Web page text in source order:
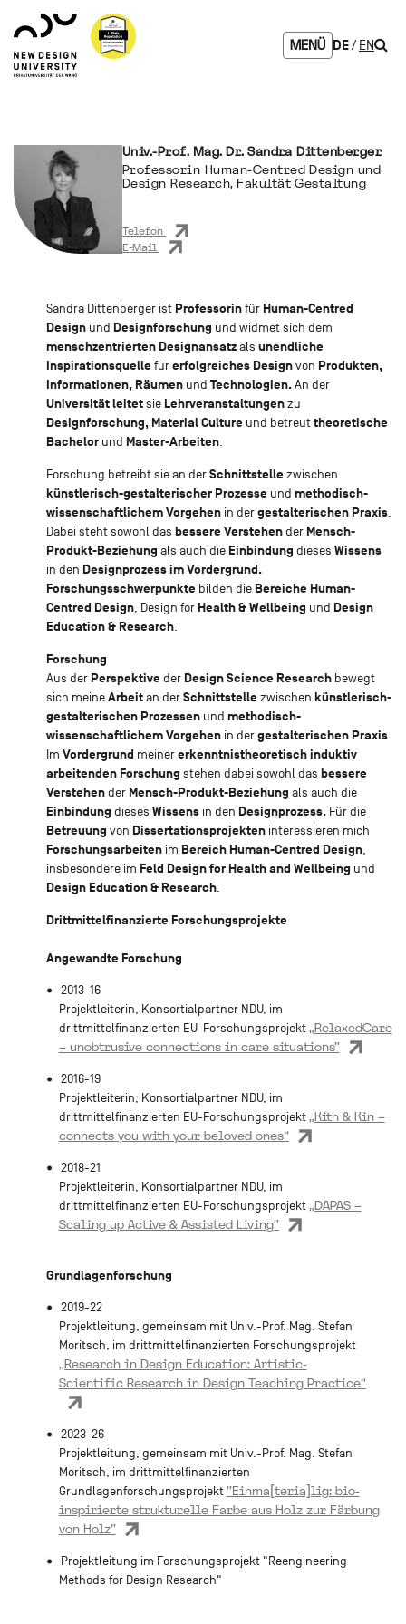
Inhalt
Hauptnavigation
Footernavigation
Logo
NDU
verlinkt
zur
MENÜ DE EN
Univ.-Prof. Mag. Dr. Sandra Dittenberger
Professorin Human-Centred Design und
Design Research, Fakultät Gestaltung
Telefon
E-Mail
Sandra Dittenberger ist Professorinfür Human-Centred
Designund Designforschung und widmet sich dem
menschzentrierten Designansatzals unendliche
Inspirationsquelle für erfolgreiches Designvon Produkten,
Informationen, Räumenund Technologien.An der
Universität leitetsie Lehrveranstaltungenzu
Designforschung, Material Culture und betreut theoretische
Bachelorund Master-Arbeiten.
Forschung betreibt sie an der Schnittstelle zwischen
künstlerisch-gestalterischer Prozesse und methodisch-
wissenschaftlichem Vorgehenin dergestalterischen Praxis.
Dabei steht sowohl das bessere Verstehender Mensch-
Produkt-Beziehung als auch die Einbindung dieses Wissens
in den Designprozess im Vordergrund.
Forschungsschwerpunkte bilden die Bereiche Human-
Centred Design, Design for Health & Wellbeing und Design
Education & Research.
Forschung
Aus der Perspektive der Design Science Researchbewegt
sich meine Arbeitan der Schnittstelle zwischen künstlerisch-
gestalterischen Prozessenund methodisch-
wissenschaftlichem Vorgehenin der gestalterischen Praxis.
Im Vordergrund meiner erkenntnistheoretisch induktiv
arbeitenden Forschung stehen dabei sowohl das bessere
Verstehender Mensch-Produkt-Beziehung als auch die
Einbindung dieses Wissensin den Designprozess.Für die
Betreuung von Dissertationsprojekteninteressieren mich
Forschungsarbeitenim Bereich Human-Centred Design,
insbesondere im Feld Design for Health and Wellbeing und
Design Education & Research.
Drittmittelfinanzierte Forschungsprojekte
Angewandte Forschung
2013-16
Projektleiterin, Konsortialpartner NDU, im
drittmittelfinanzierten EU-Forschungsprojekt „RelaxedCare
– unobtrusive connections in care situations”
2016-19
Projektleiterin, Konsortialpartner NDU, im
drittmittelfinanzierten EU-Forschungsprojekt „Kith & Kin –
connects you with your beloved ones“
2018-21
Projektleiterin, Konsortialpartner NDU, im
drittmittelfinanzierten EU-Forschungsprojekt „DAPAS –
Scaling up Active & Assisted Living"
Grundlagenforschung
2019-22
Projektleitung, gemeinsam mit Univ.-Prof. Mag. Stefan
Moritsch, im drittmittelfinanzierten Forschungsprojekt
„Research in Design Education: Artistic-
Scientific Research in Design Teaching Practice“
2023-26
Projektleitung, gemeinsam mit Univ.-Prof. Mag. Stefan
Moritsch, im drittmittelfinanzierten
Grundlagenforschungsprojekt "Einma[teria]lig: bio-
inspirierte strukturelle Farbe aus Holz zur Färbung
von Holz"
Projektleitung im Forschungsprojekt "Reengineering
Methods for Design Research"